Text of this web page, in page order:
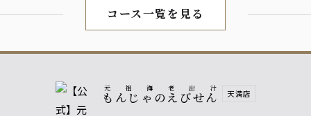
コース一覧を見る
元祖海老出汁
もんじゃのえびせん 天満店